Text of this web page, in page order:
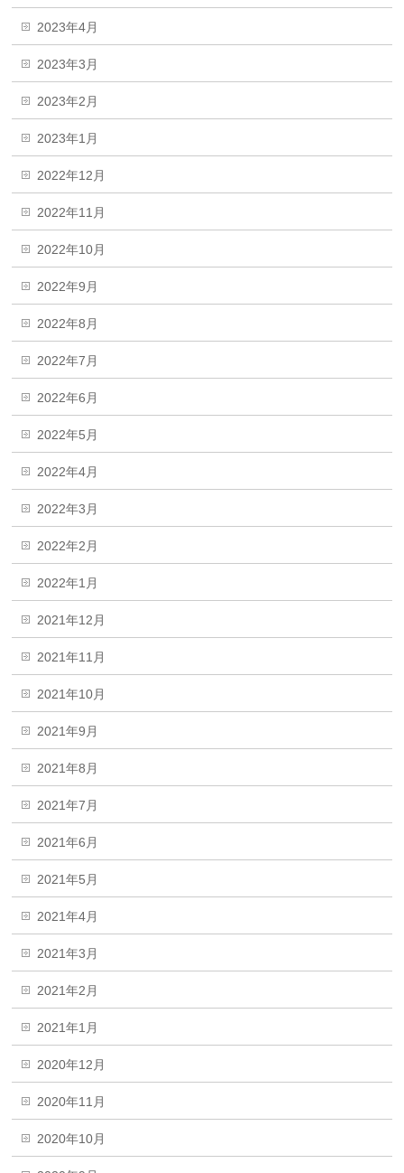
2023年4月
2023年3月
2023年2月
2023年1月
2022年12月
2022年11月
2022年10月
2022年9月
2022年8月
2022年7月
2022年6月
2022年5月
2022年4月
2022年3月
2022年2月
2022年1月
2021年12月
2021年11月
2021年10月
2021年9月
2021年8月
2021年7月
2021年6月
2021年5月
2021年4月
2021年3月
2021年2月
2021年1月
2020年12月
2020年11月
2020年10月